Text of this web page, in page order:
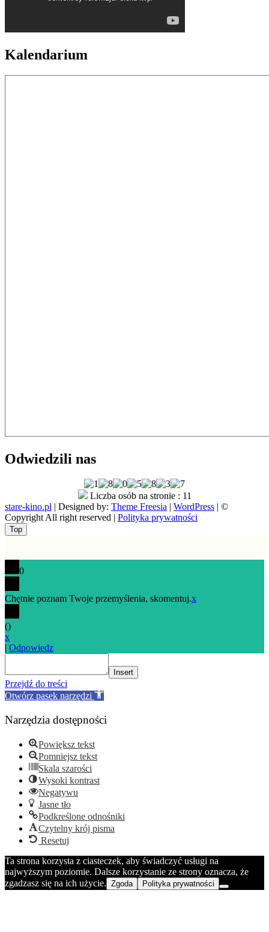
Kalendarium
Odwiedzili nas
Liczba osób na stronie : 11
stare-kino.pl | Designed by: Theme Freesia | WordPress | ©
Copyright All right reserved | Polityka prywatności
Go
to
Top
0
Chętnie poznam Twoje przemyślenia, skomentuj.x
()
x
| Odpowiedz
Insert
Przejdź do treści
Otwórz pasek narzędzi
Narzędzia dostępności
Powiększ tekst
Pomniejsz tekst
Skala szarości
Wysoki kontrast
Negatywu
Jasne tło
Podkreślone odnośniki
Czytelny krój pisma
Resetuj
Ta strona korzysta z ciasteczek, aby świadczyć usługi na
najwyższym poziomie. Dalsze korzystanie ze strony oznacza, że
zgadzasz się na ich użycie. Zgoda Polityka prywatności